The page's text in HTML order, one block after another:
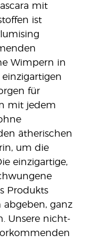
mit
ist
Wimpern in
einzigartigen
für
mit jedem
ätherischen
um die
einzigartige,
Produkts
ganz
Unsere nicht-